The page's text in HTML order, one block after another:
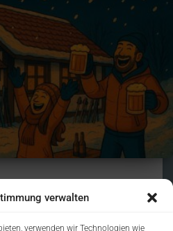
verwalten
verwenden wir Technologien wie
21.02.2026
wir laden Euch recht